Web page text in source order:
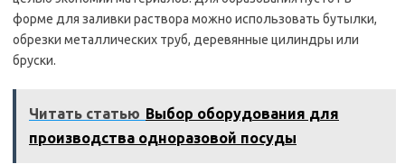
форме для заливки раствора можно использовать бутылки,
обрезки металлических труб, деревянные цилиндры или
бруски.
Читать статью Выбор оборудования для
производства одноразовой посуды